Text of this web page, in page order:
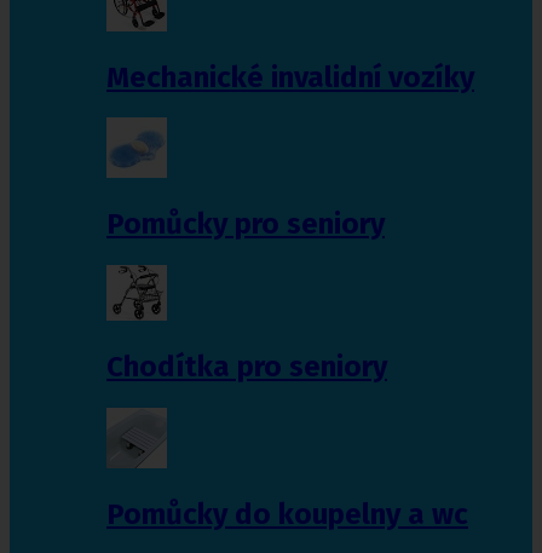
Mechanické invalidní vozíky
Pomůcky pro seniory
Chodítka pro seniory
Pomůcky do koupelny a wc